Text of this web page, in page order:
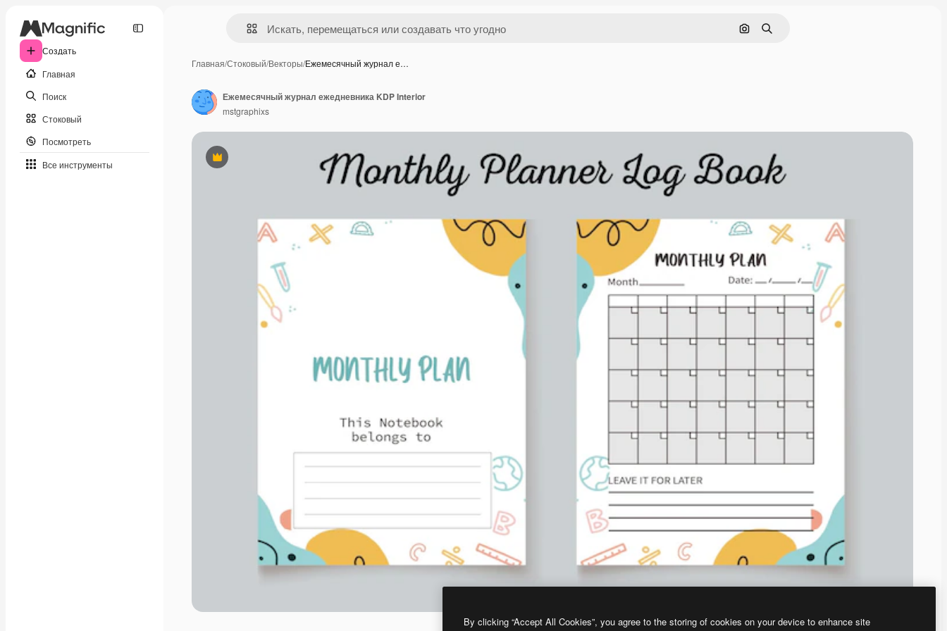
Создать
Главная
Поиск
Стоковый
Посмотреть
Все инструменты
Поиск по изображению
Поиск
Главная/Стоковый/Векторы/Ежемесячный журнал е…
Премиум
Ежемесячный журнал ежедневника KDP Interior
mstgraphixs
By clicking “Accept All Cookies”, you agree to the storing of cookies on your device to enhance site